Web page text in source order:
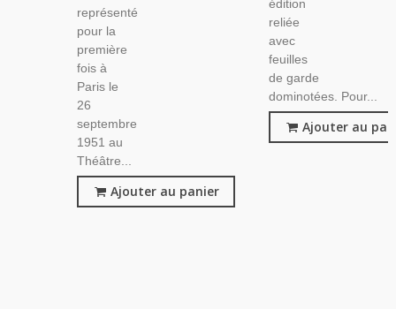
représenté
pour la
première
fois à
Paris le
26
septembre
1951 au
Théâtre...
Ajouter au panier
édition
reliée
avec
feuilles
de garde
dominotées. Pour...
Ajouter au